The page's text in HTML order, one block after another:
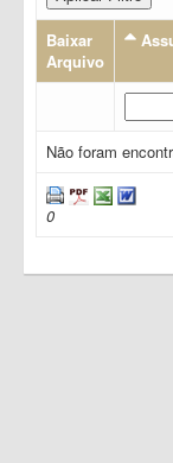
Baixar
Arquivo
Não foram
0